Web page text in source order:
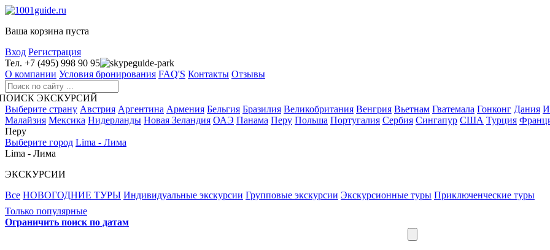
Ваша корзина пуста
Вход Регистрация
Тел. +7 (495) 998 90 95
guide-park
О компании Условия бронирования FAQ'S Контакты Отзывы
ЭКСКУРСИЙ
Выберите страну Австрия Аргентина Армения Бельгия Бразилия Великобритания Венгрия Вьетнам Гватемала Гонконг Дания
Малайзия Мексика Нидерланды Новая Зеландия ОАЭ Панама Перу Польша Португалия Сербия Сингапур США Турция
Перу
Выберите город Lima - Лима
Lima - Лима
ЭКСКУРСИИ
Все НОВОГОДНИЕ ТУРЫ Индивидуальные экскурсии Групповые экскурсии Экскурсионные туры Приключенческие туры
Только популярные
Ограничить поиск по датам